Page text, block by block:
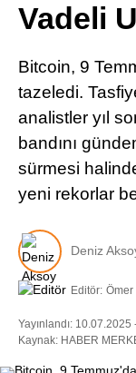
Vadeli
Bitcoin, 9
tazeledi.
analistler yıl
bandını
sürmesi
yeni rekorlar
Deniz
Editör: Ömer
Yayınlandı: 10.07.2025
Kaynak: HABER